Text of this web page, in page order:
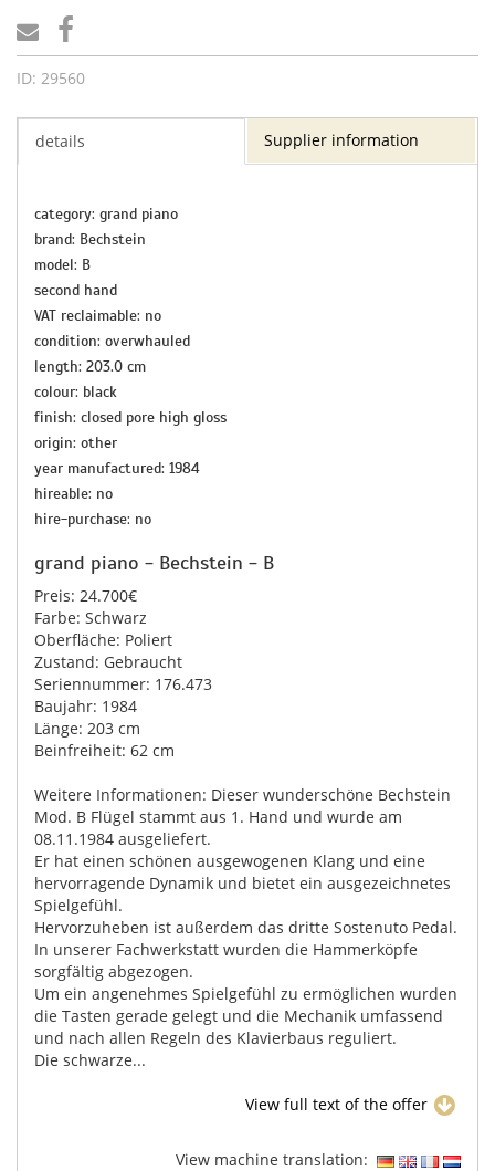
ID: 29560
details Supplier information
category: grand piano
brand: Bechstein
model: B
second hand
VAT reclaimable: no
condition: overwhauled
length: 203.0 cm
colour: black
finish: closed pore high gloss
origin: other
year manufactured: 1984
hireable: no
hire-purchase: no
grand piano - Bechstein - B
Preis: 24.700€
Farbe: Schwarz
Oberfläche: Poliert
Zustand: Gebraucht
Seriennummer: 176.473
Baujahr: 1984
Länge: 203 cm
Beinfreiheit: 62 cm
Weitere Informationen: Dieser wunderschöne Bechstein
Mod. B Flügel stammt aus 1. Hand und wurde am
08.11.1984 ausgeliefert.
Er hat einen schönen ausgewogenen Klang und eine
hervorragende Dynamik und bietet ein ausgezeichnetes
Spielgefühl.
Hervorzuheben ist außerdem das dritte Sostenuto Pedal.
In unserer Fachwerkstatt wurden die Hammerköpfe
sorgfältig abgezogen.
Um ein angenehmes Spielgefühl zu ermöglichen wurden
die Tasten gerade gelegt und die Mechanik umfassend
und nach allen Regeln des Klavierbaus reguliert.
Die schwarze...
View full text of the offer
View machine translation: